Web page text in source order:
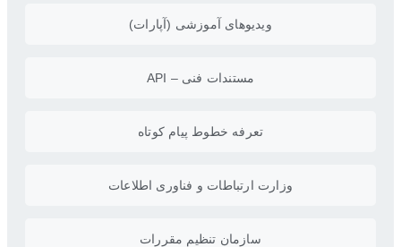
ویدیو‌های آموزشی (آپارات)
مستندات فنی – API
تعرفه خطوط پیام کوتاه
وزارت ارتباطات و فناوری اطلاعات
سازمان تنظیم مقررات